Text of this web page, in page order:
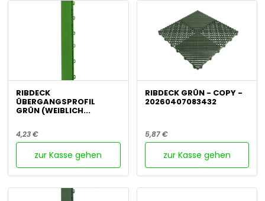
RIBDECK
ÜBERGANGSPROFIL
GRÜN (WEIBLICH...
4,23 €
zur Kasse gehen
RIBDECK GRÜN - COPY -
20260407083432
5,87 €
zur Kasse gehen